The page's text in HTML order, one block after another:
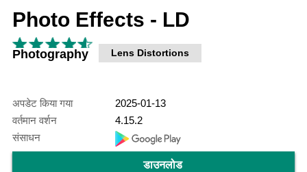
Photo Effects - LD
Photography Lens Distortions
अपडेट किया गया
2025-01-13
वर्तमान वर्शन
4.15.2
संसाधन
डाउनलोड